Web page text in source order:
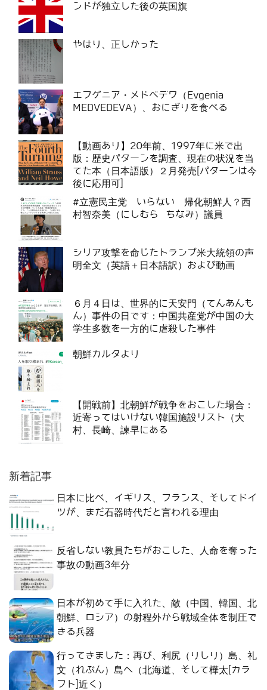
ンドが独立した後の英国旗
やはり、正しかった
エフゲニア・メドベデワ（Evgenia
MEDVEDEVA）、おにぎりを食べる
【動画あり】20年前、1997年に米で出
版：歴史パターンを調査、現在の状況を当
てた本（日本語版）２月発売[パターンは今
後に応用可]
#立憲民主党 いらない 帰化朝鮮人？西
村智奈美（にしむら ちなみ）議員
シリア攻撃を命じたトランプ米大統領の声
明全文（英語＋日本語訳）および動画
６月４日は、世界的に天安門（てんあんも
ん）事件の日です：中国共産党が中国の大
学生多数を一方的に虐殺した事件
朝鮮カルタより
【開戦前】北朝鮮が戦争をおこした場合：
近寄ってはいけない韓国施設リスト（大
村、長崎、諫早にある
新着記事
日本に比べ、イギリス、フランス、そしてドイ
ツが、まだ石器時代だと言われる理由
反省しない教員たちがおこした、人命を奪った
事故の動画3年分
日本が初めて手に入れた、敵（中国、韓国、北
朝鮮、ロシア）の射程外から戦域全体を制圧で
きる兵器
行ってきました：再び、利尻（りしり）島、礼
文（れぶん）島へ（北海道、そして樺太[カラ
フト]近く）